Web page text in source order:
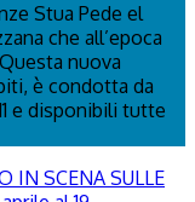
Stua Pede el
che all’epoca
nuova
è condotta da
e disponibili tutte